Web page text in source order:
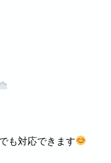
も対応できます